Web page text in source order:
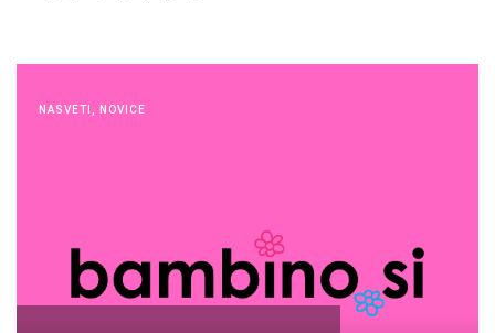
NASVETI NOVICE